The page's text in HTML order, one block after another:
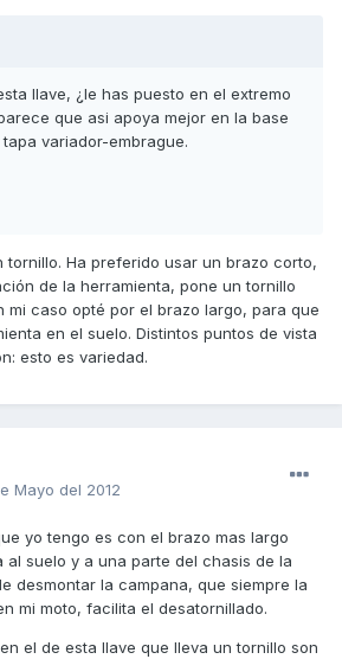
llave, ¿le has puesto en el extremo
que asi apoya mejor en la base
variador-embrague.
tornillo. Ha preferido usar un brazo corto,
de la herramienta, pone un tornillo
mi caso opté por el brazo largo, para que
en el suelo. Distintos puntos de vista
esto es variedad.
Mayo del 2012
yo tengo es con el brazo mas largo
al suelo y a una parte del chasis de la
desmontar la campana, que siempre la
mi moto, facilita el desatornillado.
el de esta llave que lleva un tornillo son